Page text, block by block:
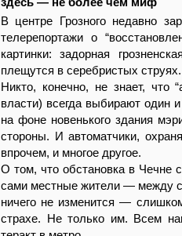
В центре Грозного недавно
телерепортажи о
картинки: задорная
плещутся в серебристых
Никто, конечно, не знает, что
власти) всегда выбирают
на фоне новенького здания
стороны. И автоматчики,
впрочем, и многое другое.
О том, что обстановка в Чечне
сами местные жители — между
ничего не изменится —
страхе. Не только им. Всем